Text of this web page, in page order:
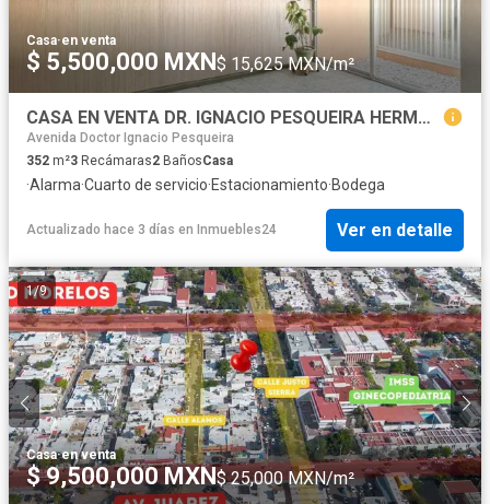
Casa·en venta
$ 5,500,000 MXN$ 15,625 MXN/m²
CASA EN VENTA DR. IGNACIO PESQUEIRA HERMOSILLO, SON
Avenida Doctor Ignacio Pesqueira
352 m²3 Recámaras2 BañosCasa
·Alarma·Cuarto de servicio·Estacionamiento·Bodega
Actualizado hace 3 días en Inmuebles24 Ver en detalle
1/9
Casa·en venta
$ 9,500,000 MXN$ 25,000 MXN/m²